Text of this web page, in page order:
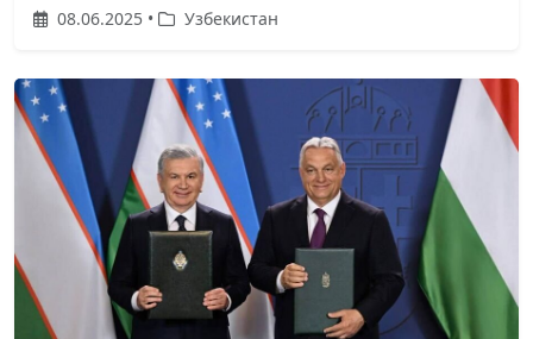
08.06.2025 • Узбекистан